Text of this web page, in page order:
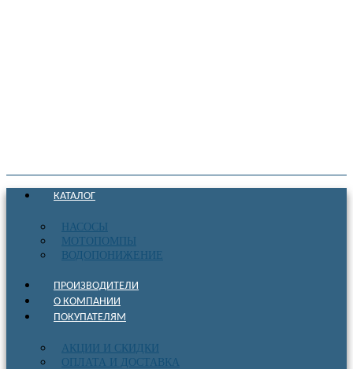
КАТАЛОГ
НАСОСЫ
МОТОПОМПЫ
ВОДОПОНИЖЕНИЕ
ПРОИЗВОДИТЕЛИ
О КОМПАНИИ
ПОКУПАТЕЛЯМ
АКЦИИ И СКИДКИ
ОПЛАТА И ДОСТАВКА